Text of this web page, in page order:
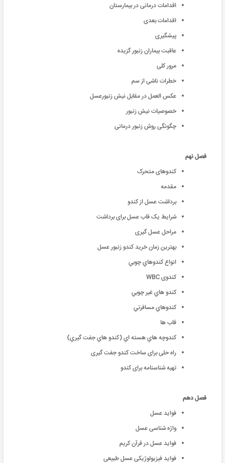
اقدامات درمانی در بیمارستان
اقدامات بعدی
پیشگیری
عاقبت بیماران زنبور گزیده
مرور کلی
خطرات ناشی از سم
عكس العمل در مقابل نيش زنبورعسل
خصوصیات نیش زنبور
چگونگی روش زنبور درمانی
فصل نهم
کندوهای متحرک
مقدمه
برداشت عسل از کندو
شرایط یک قاب عسل برای برداشت
مراحل عسل گیری
بهترین زمان خرید کندو زنبور عسل
انواع کندوهاي چوبي
کندوی WBC
کندو هاي غير چوبي
کندوهاي مسافرتي
قاب ها
کندوچه هاي هسته اي (کندو هاي جفت گيري)
راه حلی برای ساخت کندو جفت گیری
تهیه شناسنامه برای کندو
فصل دهم
فواید عسل
واژه شناسی عسل
فواید عسل در قرآن کریم
فواید فیزیولوژیکی عسل طبیعی